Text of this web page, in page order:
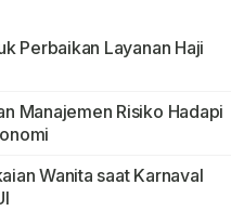
Perbaikan Layanan Haji
Manajemen Risiko Hadapi
Wanita saat Karnaval